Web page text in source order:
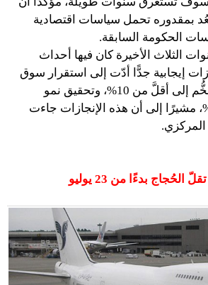
يعُد بمقدوره تحمل سياسات اقتصادية
الحكومة السابقة.
الثلاث الأخيرة كان فيها أحداث
إيجابية جدًّا أدّت إلى استقرار سوق
العملة وانخفاض التضخُّم إلى أقلَّ من 10%، وتحقيق نمو
أكثر من 10%، مشيرًا إلى أن هذه الإنجازات جاءت